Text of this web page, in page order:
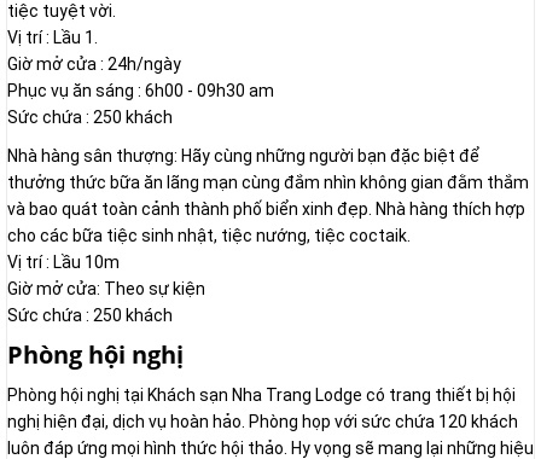
tiệc tuyệt vời.
Vị trí : Lầu 1.
Giờ mở cửa : 24h/ngày
Phục vụ ăn sáng : 6h00 - 09h30 am
Sức chứa : 250 khách
Nhà hàng sân thượng: Hãy cùng những người bạn đặc biệt để
thưởng thức bữa ăn lãng mạn cùng đắm nhìn không gian đằm thắm
và bao quát toàn cảnh thành phố biển xinh đẹp. Nhà hàng thích hợp
cho các bữa tiệc sinh nhật, tiệc nướng, tiệc coctaik.
Vị trí : Lầu 10m
Giờ mở cửa: Theo sự kiện
Sức chứa : 250 khách
Phòng hội nghị
Phòng hội nghị tại Khách sạn Nha Trang Lodge có trang thiết bị hội
nghị hiện đại, dịch vụ hoàn hảo. Phòng họp với sức chứa 120 khách
luôn đáp ứng mọi hình thức hội thảo. Hy vọng sẽ mang lại những hiệu